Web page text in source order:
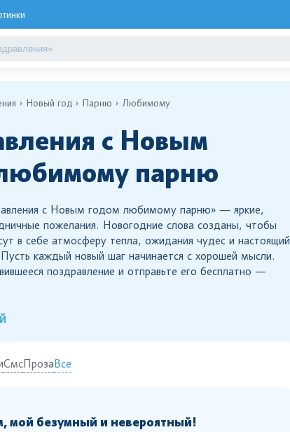
Новый год Парню Любимому
с Новым
парню
с Новым годом любимому парню» — яркие,
пожелания. Новогодние слова созданы, чтобы
в себе атмосферу тепла, ожидания чудес и настоящий
каждый новый шаг начинается с хорошей мысли.
поздравление и отправьте его бесплатно —
СмсПрозаВсе
мой безумный и невероятный!